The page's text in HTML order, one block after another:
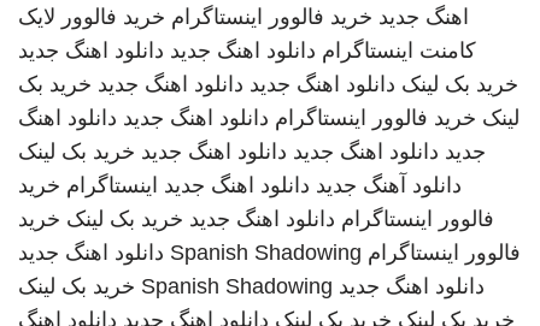
اهنگ جدید خرید فالوور اینستاگرام خرید فالوور لایک
کامنت اینستاگرام دانلود اهنگ جدید دانلود اهنگ جدید
خرید بک لینک دانلود اهنگ جدید دانلود اهنگ جدید خرید بک
لینک خرید فالوور اینستاگرام دانلود اهنگ جدید دانلود اهنگ
جدید دانلود اهنگ جدید دانلود اهنگ جدید خرید بک لینک
دانلود آهنگ جدید دانلود اهنگ جدید اینستاگرام خرید
فالوور اینستاگرام دانلود اهنگ جدید خرید بک لینک خرید
فالوور اینستاگرام Spanish Shadowing دانلود اهنگ جدید
دانلود اهنگ جدید Spanish Shadowing خرید بک لینک
خرید بک لینک خرید بک لینک دانلود اهنگ جدید دانلود اهنگ